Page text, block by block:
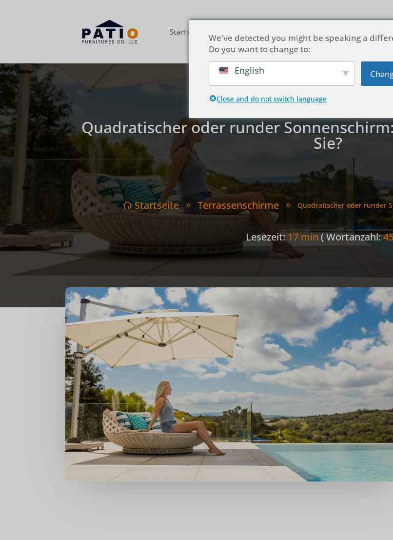
Startseite
Quadratischer oder runder
Sie?
 Startseite 9 Terrassenschirme 9 Quadratischer oder runder
Lesezeit:17 min( Wortanzahl:
We've detected you might be speaking a
Do you want to change to:
English
Close and do not switch language